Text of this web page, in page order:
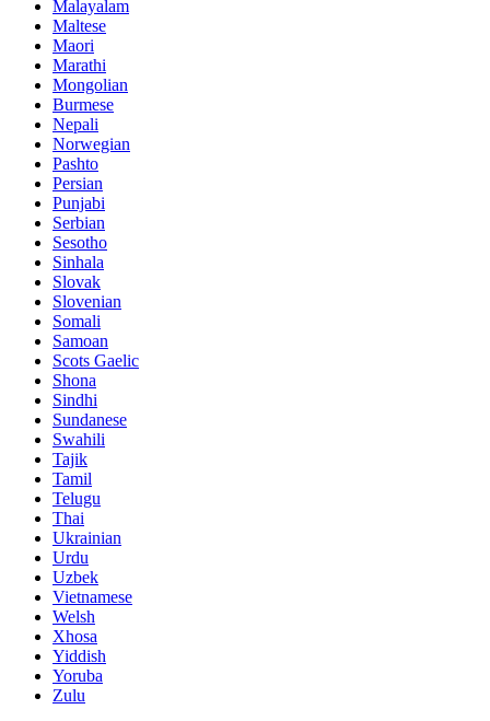
Malayalam
Maltese
Maori
Marathi
Mongolian
Burmese
Nepali
Norwegian
Pashto
Persian
Punjabi
Serbian
Sesotho
Sinhala
Slovak
Slovenian
Somali
Samoan
Scots Gaelic
Shona
Sindhi
Sundanese
Swahili
Tajik
Tamil
Telugu
Thai
Ukrainian
Urdu
Uzbek
Vietnamese
Welsh
Xhosa
Yiddish
Yoruba
Zulu